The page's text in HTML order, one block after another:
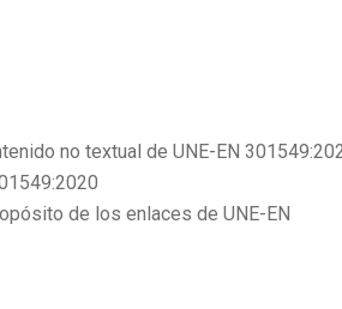
no textual de UNE-EN
de los enlaces de UNE-EN